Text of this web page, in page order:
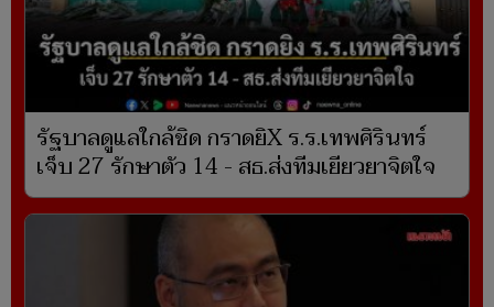
รัฐบาลดูแลใกล้ชิด กราดยิX ร.ร.เทพศิรินทร์
เจ็บ 27 รักษาตัว 14 - สธ.ส่งทีมเยียวยาจิตใจ